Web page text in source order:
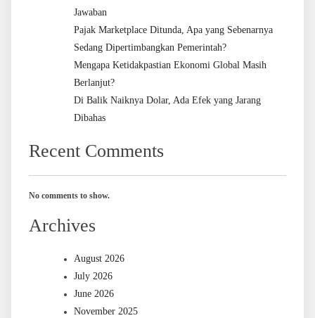
Jawaban
Pajak Marketplace Ditunda, Apa yang Sebenarnya
Sedang Dipertimbangkan Pemerintah?
Mengapa Ketidakpastian Ekonomi Global Masih
Berlanjut?
Di Balik Naiknya Dolar, Ada Efek yang Jarang
Dibahas
Recent Comments
No comments to show.
Archives
August 2026
July 2026
June 2026
November 2025